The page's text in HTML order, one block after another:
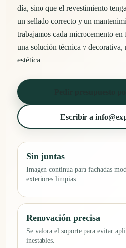
día, sino que el revestimiento
un sellado correcto y un
trabajamos cada microcemento
una solución técnica y decorativa,
estética.
Escribir a
Sin juntas
Imagen continua para fachadas
exteriores limpias.
Renovación precisa
Se valora el soporte para evitar
inestables.